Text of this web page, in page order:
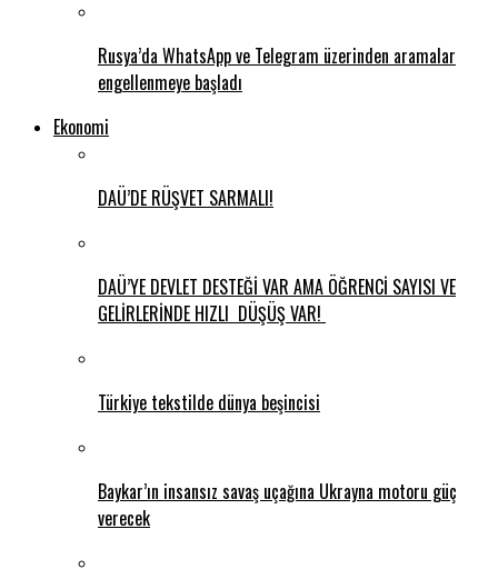
Rusya’da WhatsApp ve Telegram üzerinden aramalar
engellenmeye başladı
Ekonomi
DAÜ’DE RÜŞVET SARMALI!
DAÜ’YE DEVLET DESTEĞİ VAR AMA ÖĞRENCİ SAYISI VE
GELİRLERİNDE HIZLI DÜŞÜŞ VAR!
Türkiye tekstilde dünya beşincisi
Baykar’ın insansız savaş uçağına Ukrayna motoru güç
verecek